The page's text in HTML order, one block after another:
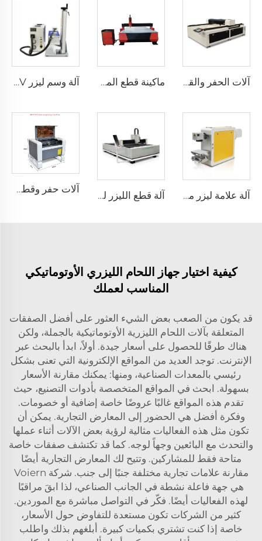
آلات الحفر والقطع بالليزر 1325 ماكينة قطع المعادن CNC Router 1325 خشبية ماكينة توجيه CNC ذات 3 محاور ماكينة تشغيل CNC آلة وسم ليزر UV
آلة علامة ليزر محمولة آلة قطع الليزر للألياف 1530
آلات حفر وقطع بالليزر 4060
كيفية اختيار جهاز اللحام الليزري الأوتوماتيكي
المناسب لعملك
قد يكون من الصعب بعض الشيء العثور على أفضل الصفقات
المتعلقة بآلات اللحام الليزرية الأوتوماتيكية بالجملة، ولكن
هناك طرقًا للحصول على أسعار جيدة. أولاً، ابدأ بالبحث عبر
الإنترنت. توجد العديد من المواقع الإلكترونية التي تعنى بشكل
رئيسي بالمعدات الصناعية، ومنها: يمكنك مقارنة الأسعار
بسهولة. ابحث في المواقع المتخصصة بأدوات التصنيع، حيث
تقدم هذه المواقع غالبًا عروضًا خاصة إضافية أو خصومات.
وفكرة أفضل هي الحضور إلى المعارض التجارية. يمكن أن
تكون مثل هذه الفعاليات مثالية لرؤية بعض الآلات أثناء عملها
والتحدث مع البائعين وجهاً لوجه. كما قد تكتشف صفقات خاصة
متاحة فقط للمشاركين. وتتيح لك المعارض التجارية أيضًا
مقارنة علامات تجارية مختلفة جنبًا إلى جنب. شركة Voiern
هي جهة فاعلة نشطة في الجانب الصناعي، لذا ابقَ مراقبًا
لهذه الفعاليات أيضًا. فكّر في التواصل مباشرة مع الموردين.
كثير من الشركات تكون مستعدة للتفاوض حول الأسعار،
خاصة إذا كنت تشتري بكميات كبيرة. أبلغهم بذلك واطلب